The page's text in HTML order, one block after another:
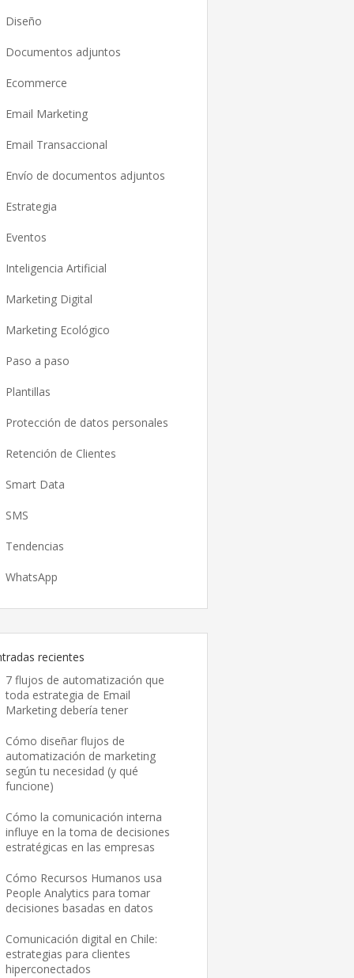
Diseño
Documentos adjuntos
Ecommerce
Email Marketing
Email Transaccional
Envío de documentos adjuntos
Estrategia
Eventos
Inteligencia Artificial
Marketing Digital
Marketing Ecológico
Paso a paso
Plantillas
Protección de datos personales
Retención de Clientes
Smart Data
SMS
Tendencias
WhatsApp
recientes
7 flujos de automatización que
toda estrategia de Email
Marketing debería tener
Cómo diseñar flujos de
automatización de marketing
según tu necesidad (y qué
funcione)
Cómo la comunicación interna
influye en la toma de decisiones
estratégicas en las empresas
Cómo Recursos Humanos usa
People Analytics para tomar
decisiones basadas en datos
Comunicación digital en Chile:
estrategias para clientes
hiperconectados